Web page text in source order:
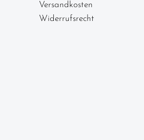
Versandkosten
Widerrufsrecht